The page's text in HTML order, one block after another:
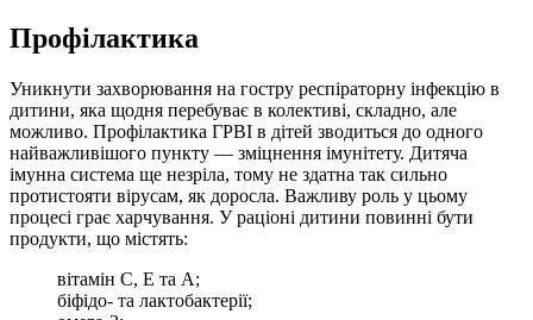
Профілактика
Уникнути захворювання на гостру респіраторну інфекцію в
дитини, яка щодня перебуває в колективі, складно, але
можливо. Профілактика ГРВІ в дітей зводиться до одного
найважливішого пункту — зміцнення імунітету. Дитяча
імунна система ще незріла, тому не здатна так сильно
протистояти вірусам, як доросла. Важливу роль у цьому
процесі грає харчування. У раціоні дитини повинні бути
продукти, що містять:
вітамін С, Е та А;
біфідо- та лактобактерії;